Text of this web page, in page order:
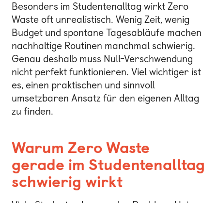
Besonders im Studentenalltag wirkt Zero
Waste oft unrealistisch. Wenig Zeit, wenig
Budget und spontane Tagesabläufe machen
nachhaltige Routinen manchmal schwierig.
Genau deshalb muss Null-Verschwendung
nicht perfekt funktionieren. Viel wichtiger ist
es, einen praktischen und sinnvoll
umsetzbaren Ansatz für den eigenen Alltag
zu finden.
Warum Zero Waste
gerade im Studentenalltag
schwierig wirkt